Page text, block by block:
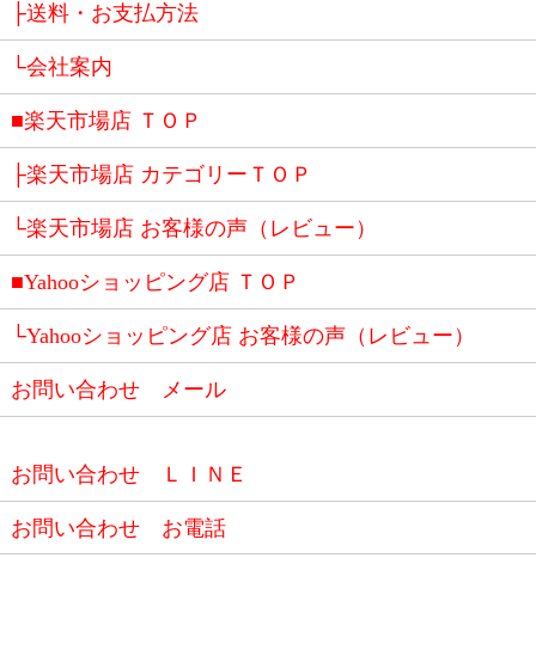
├送料・お支払方法
└会社案内
■楽天市場店 ＴＯＰ
├楽天市場店 カテゴリーＴＯＰ
└楽天市場店 お客様の声（レビュー）
■Yahooショッピング店 ＴＯＰ
└Yahooショッピング店 お客様の声（レビュー）
お問い合わせ メール
お問い合わせ ＬＩＮＥ
お問い合わせ お電話